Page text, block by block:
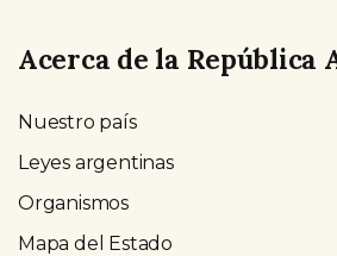
Acerca de la República
Nuestro país
Leyes argentinas
Organismos
Mapa del Estado